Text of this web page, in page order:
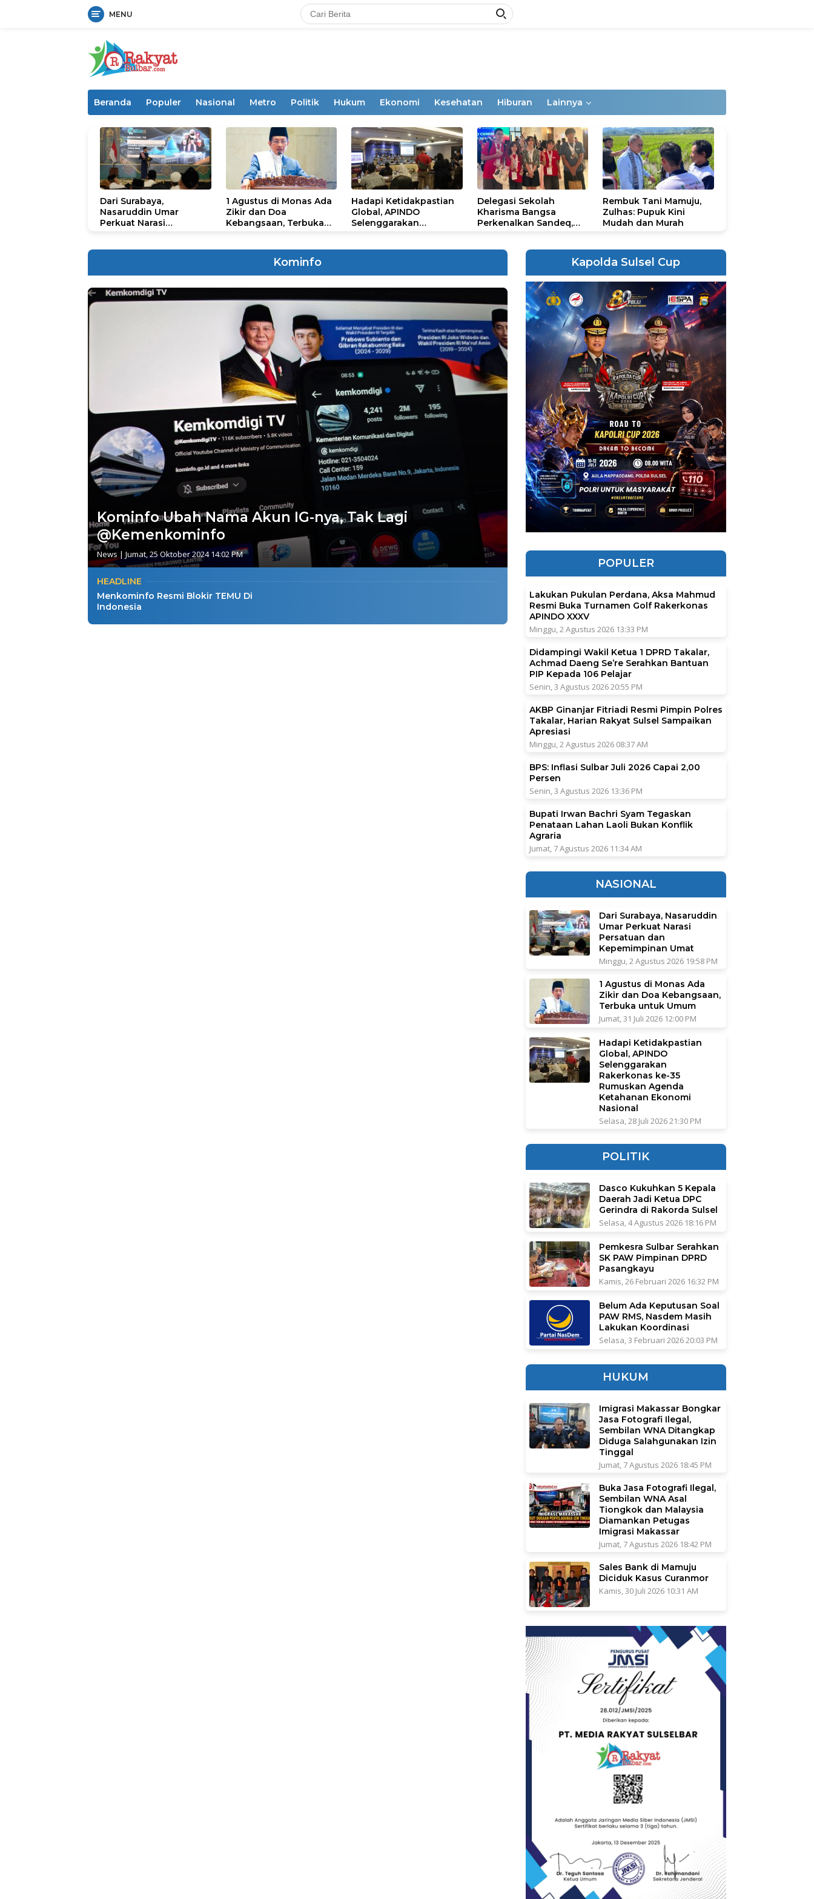
MENU
Beranda Populer Nasional Metro Politik Hukum Ekonomi Kesehatan Hiburan Lainnya
Dari Surabaya,
Nasaruddin Umar
Perkuat Narasi
1 Agustus di Monas Ada
Zikir dan Doa
Kebangsaan, Terbuka
Hadapi Ketidakpastian
Global, APINDO
Selenggarakan
Delegasi Sekolah
Kharisma Bangsa
Perkenalkan Sandeq,
STEAM Olympiad 2026
Rembuk Tani Mamuju,
Zulhas: Pupuk Kini
Mudah dan Murah
Kominfo
Kominfo Ubah Nama Akun IG-nya, Tak Lagi
@Kemenkominfo
News | Jumat, 25 Oktober 2024 14:02 PM
HEADLINE
Menkominfo Resmi Blokir TEMU Di
Indonesia
Kapolda Sulsel Cup
POPULER
Lakukan Pukulan Perdana, Aksa Mahmud
Resmi Buka Turnamen Golf Rakerkonas
APINDO XXXV
Minggu, 2 Agustus 2026 13:33 PM
Didampingi Wakil Ketua 1 DPRD Takalar,
Achmad Daeng Se’re Serahkan Bantuan
PIP Kepada 106 Pelajar
Senin, 3 Agustus 2026 20:55 PM
AKBP Ginanjar Fitriadi Resmi Pimpin Polres
Takalar, Harian Rakyat Sulsel Sampaikan
Apresiasi
Minggu, 2 Agustus 2026 08:37 AM
BPS: Inflasi Sulbar Juli 2026 Capai 2,00
Persen
Senin, 3 Agustus 2026 13:36 PM
Bupati Irwan Bachri Syam Tegaskan
Penataan Lahan Laoli Bukan Konflik
Agraria
Jumat, 7 Agustus 2026 11:34 AM
NASIONAL
Dari Surabaya, Nasaruddin
Umar Perkuat Narasi
Persatuan dan
Kepemimpinan Umat
Minggu, 2 Agustus 2026 19:58 PM
1 Agustus di Monas Ada
Zikir dan Doa Kebangsaan,
Terbuka untuk Umum
Jumat, 31 Juli 2026 12:00 PM
Hadapi Ketidakpastian
Global, APINDO
Selenggarakan
Rakerkonas ke-35
Rumuskan Agenda
Ketahanan Ekonomi
Nasional
Selasa, 28 Juli 2026 21:30 PM
POLITIK
Dasco Kukuhkan 5 Kepala
Daerah Jadi Ketua DPC
Gerindra di Rakorda Sulsel
Selasa, 4 Agustus 2026 18:16 PM
Pemkesra Sulbar Serahkan
SK PAW Pimpinan DPRD
Pasangkayu
Kamis, 26 Februari 2026 16:32 PM
Belum Ada Keputusan Soal
PAW RMS, Nasdem Masih
Lakukan Koordinasi
Selasa, 3 Februari 2026 20:03 PM
HUKUM
Imigrasi Makassar Bongkar
Jasa Fotografi Ilegal,
Sembilan WNA Ditangkap
Diduga Salahgunakan Izin
Tinggal
Jumat, 7 Agustus 2026 18:45 PM
Buka Jasa Fotografi Ilegal,
Sembilan WNA Asal
Tiongkok dan Malaysia
Diamankan Petugas
Imigrasi Makassar
Jumat, 7 Agustus 2026 18:42 PM
Sales Bank di Mamuju
Diciduk Kasus Curanmor
Kamis, 30 Juli 2026 10:31 AM